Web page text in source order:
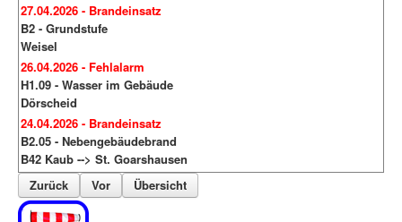
27.04.2026 - Brandeinsatz
B2 - Grundstufe
Weisel
26.04.2026 - Fehlalarm
H1.09 - Wasser im Gebäude
Dörscheid
24.04.2026 - Brandeinsatz
B2.05 - Nebengebäudebrand
B42 Kaub --> St. Goarshausen
Zurück
Vor Übersicht